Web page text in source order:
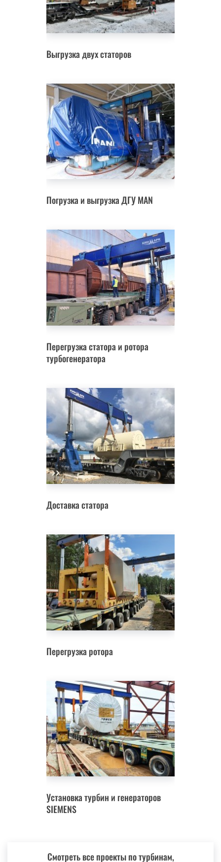
Выгрузка двух статоров
Погрузка и выгрузка ДГУ MAN
Перегрузка статора и ротора
турбогенератора
Доставка статора
Перегрузка ротора
Установка турбин и генераторов
SIEMENS
Смотреть все проекты по турбинам,